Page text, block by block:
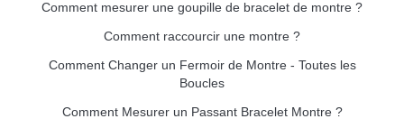
Comment mesurer une goupille de bracelet de montre ?
Comment raccourcir une montre ?
Comment Changer un Fermoir de Montre - Toutes les
Boucles
Comment Mesurer un Passant Bracelet Montre ?